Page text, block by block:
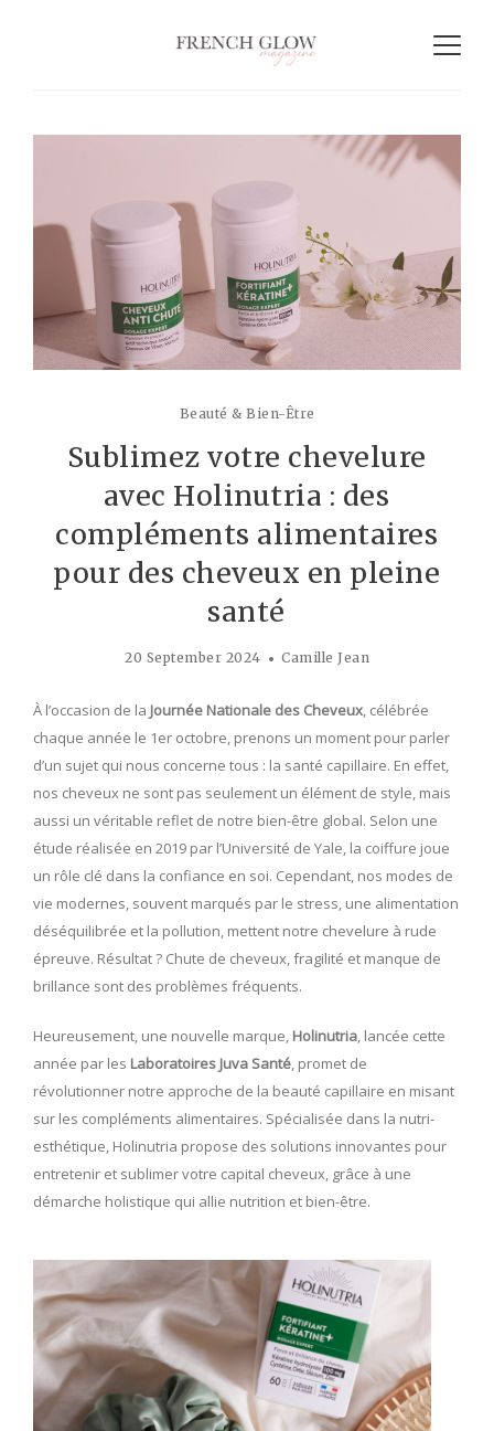
Beauté & Bien-Être
Sublimez votre chevelure
avec Holinutria : des
compléments alimentaires
pour des cheveux en pleine
santé
20 September 2024 Camille Jean
À l’occasion de la Journée Nationale des Cheveux, célébrée
chaque année le 1er octobre, prenons un moment pour parler
d’un sujet qui nous concerne tous : la santé capillaire. En effet,
nos cheveux ne sont pas seulement un élément de style, mais
aussi un véritable reflet de notre bien-être global. Selon une
étude réalisée en 2019 par l’Université de Yale, la coiffure joue
un rôle clé dans la confiance en soi. Cependant, nos modes de
vie modernes, souvent marqués par le stress, une alimentation
déséquilibrée et la pollution, mettent notre chevelure à rude
épreuve. Résultat ? Chute de cheveux, fragilité et manque de
brillance sont des problèmes fréquents.
Heureusement, une nouvelle marque, Holinutria, lancée cette
année par les Laboratoires Juva Santé, promet de
révolutionner notre approche de la beauté capillaire en misant
sur les compléments alimentaires. Spécialisée dans la nutri-
esthétique, Holinutria propose des solutions innovantes pour
entretenir et sublimer votre capital cheveux, grâce à une
démarche holistique qui allie nutrition et bien-être.